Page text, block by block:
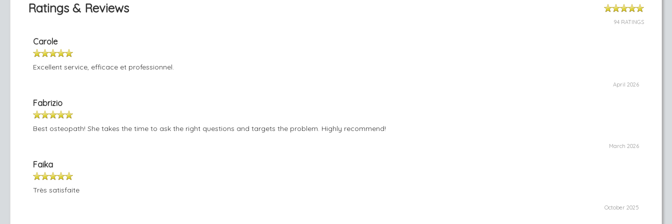
Ratings & Reviews
94 RATINGS
Carole
Excellent service, efficace et professionnel.
April 2026
Fabrizio
Best osteopath! She takes the time to ask the right questions and targets the problem. Highly recommend!
March 2026
Faika
Très satisfaite
October 2025